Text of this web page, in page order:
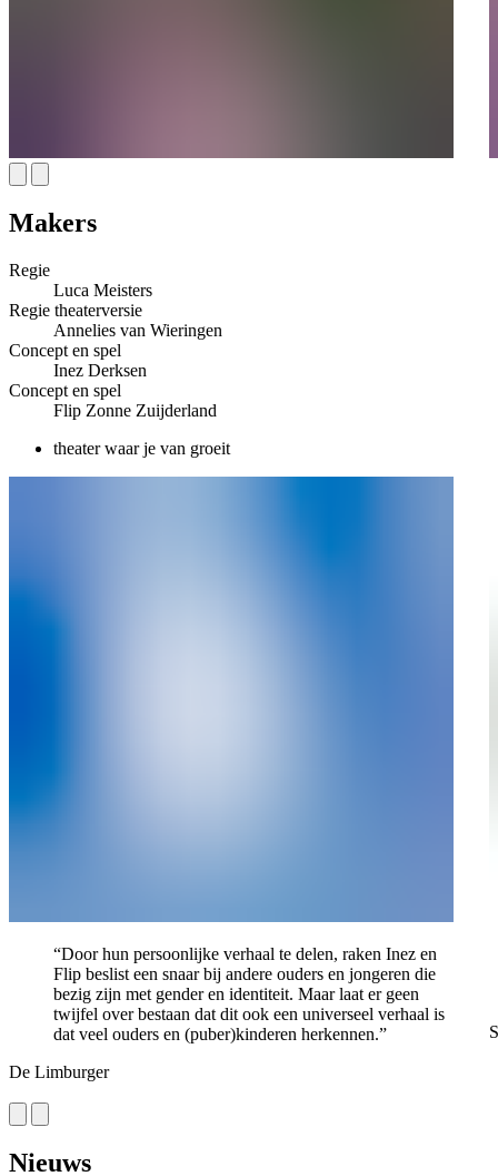
Makers
Regie
Luca Meisters
Regie theaterversie
Annelies van Wieringen
Concept en spel
Inez Derksen
Concept en spel
Flip Zonne Zuijderland
theater waar je van groeit
“Door hun persoonlijke verhaal te delen, raken Inez en
Flip beslist een snaar bij andere ouders en jongeren die
bezig zijn met gender en identiteit. Maar laat er geen
twijfel over bestaan dat dit ook een universeel verhaal is
dat veel ouders en (puber)kinderen herkennen.”
De Limburger
Nieuws